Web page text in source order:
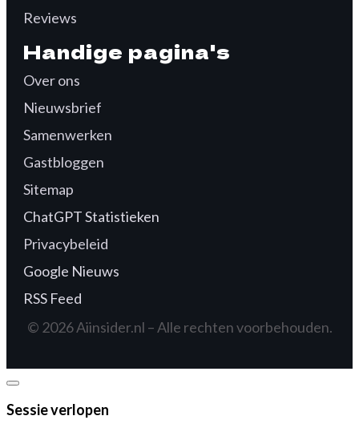
Reviews
Handige pagina's
Over ons
Nieuwsbrief
Samenwerken
Gastbloggen
Sitemap
ChatGPT Statistieken
Privacybeleid
Google Nieuws
RSS Feed
© 2026 Aiinsider.nl – Alle rechten voorbehouden.
Dialoogvenster
Sessie verlopen